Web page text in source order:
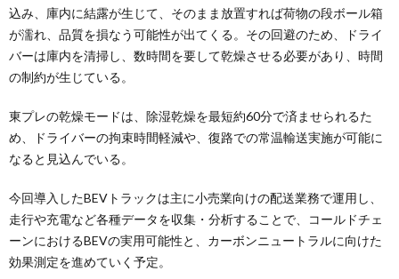
込み、庫内に結露が生じて、そのまま放置すれば荷物の段ボール箱
が濡れ、品質を損なう可能性が出てくる。その回避のため、ドライ
バーは庫内を清掃し、数時間を要して乾燥させる必要があり、時間
の制約が生じている。
東プレの乾燥モードは、除湿乾燥を最短約60分で済ませられるた
め、ドライバーの拘束時間軽減や、復路での常温輸送実施が可能に
なると見込んでいる。
今回導入したBEVトラックは主に小売業向けの配送業務で運用し、
走行や充電など各種データを収集・分析することで、コールドチェ
ーンにおけるBEVの実用可能性と、カーボンニュートラルに向けた
効果測定を進めていく予定。